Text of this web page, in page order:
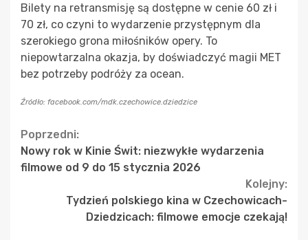
Bilety na retransmisję są dostępne w cenie 60 zł i
70 zł, co czyni to wydarzenie przystępnym dla
szerokiego grona miłośników opery. To
niepowtarzalna okazja, by doświadczyć magii MET
bez potrzeby podróży za ocean.
Źródło: facebook.com/mdk.czechowice.dziedzice
Continue
Reading
Poprzedni:
Nowy rok w Kinie Świt: niezwykłe wydarzenia
filmowe od 9 do 15 stycznia 2026
Kolejny:
Tydzień polskiego kina w Czechowicach-
Dziedzicach: filmowe emocje czekają!